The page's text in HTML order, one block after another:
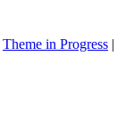
Theme in Progress |